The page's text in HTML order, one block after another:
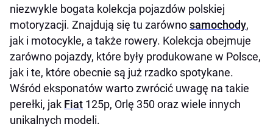
niezwykle bogata kolekcja pojazdów polskiej
motoryzacji. Znajdują się tu zarównosamochody,
jak i motocykle, a także rowery. Kolekcja obejmuje
zarówno pojazdy, które były produkowane w Polsce,
jak i te, które obecnie są już rzadko spotykane.
Wśród eksponatów warto zwrócić uwagę na takie
perełki, jak Fiat 125p, Orlę 350 oraz wiele innych
unikalnych modeli.